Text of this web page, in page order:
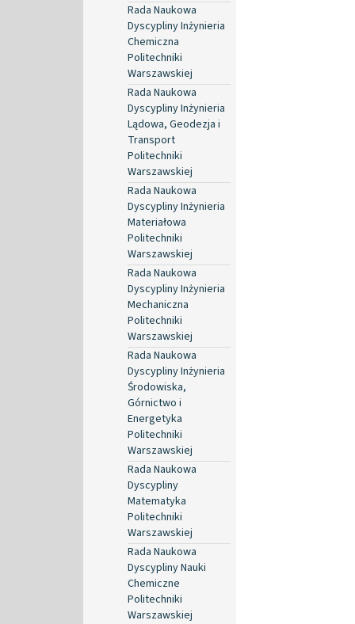
Rada Naukowa
Dyscypliny Inżynieria
Chemiczna
Politechniki
Warszawskiej
Rada Naukowa
Dyscypliny Inżynieria
Lądowa, Geodezja i
Transport
Politechniki
Warszawskiej
Rada Naukowa
Dyscypliny Inżynieria
Materiałowa
Politechniki
Warszawskiej
Rada Naukowa
Dyscypliny Inżynieria
Mechaniczna
Politechniki
Warszawskiej
Rada Naukowa
Dyscypliny Inżynieria
Środowiska,
Górnictwo i
Energetyka
Politechniki
Warszawskiej
Rada Naukowa
Dyscypliny
Matematyka
Politechniki
Warszawskiej
Rada Naukowa
Dyscypliny Nauki
Chemiczne
Politechniki
Warszawskiej